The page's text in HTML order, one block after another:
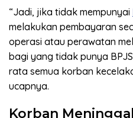
“Jadi, jika tidak mempunyai
melakukan pembayaran
operasi atau perawatan
bagi yang tidak punya
rata semua korban
ucapnya.
Korban